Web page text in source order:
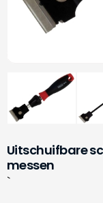
Uitschuifbare
messen
`